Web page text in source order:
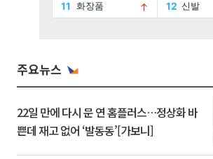
주요뉴스
22일 만에 다시 문 연 홈플러스…정상화 바
쁜데 재고 없어 ‘발동동’[가보니]